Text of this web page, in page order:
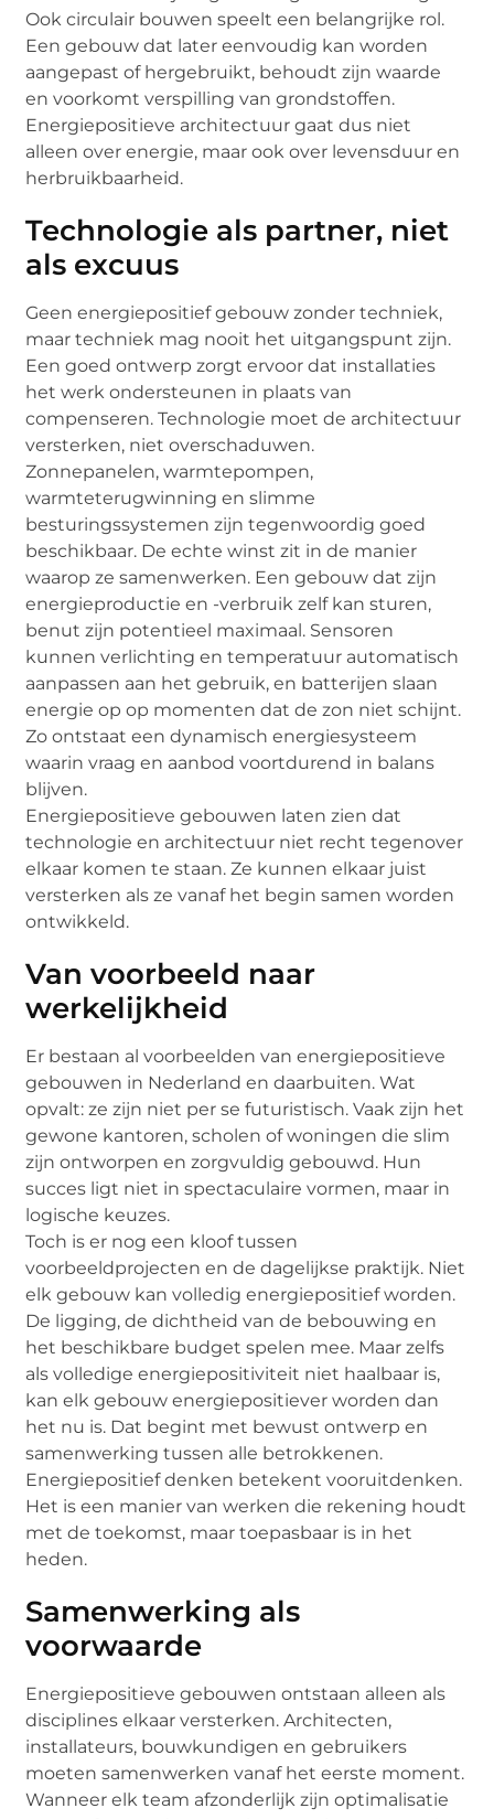
Ook circulair bouwen speelt een belangrijke rol.
Een gebouw dat later eenvoudig kan worden
aangepast of hergebruikt, behoudt zijn waarde
en voorkomt verspilling van grondstoffen.
Energiepositieve architectuur gaat dus niet
alleen over energie, maar ook over levensduur en
herbruikbaarheid.
Technologie als partner, niet
als excuus
Geen energiepositief gebouw zonder techniek,
maar techniek mag nooit het uitgangspunt zijn.
Een goed ontwerp zorgt ervoor dat installaties
het werk ondersteunen in plaats van
compenseren. Technologie moet de architectuur
versterken, niet overschaduwen.
Zonnepanelen, warmtepompen,
warmteterugwinning en slimme
besturingssystemen zijn tegenwoordig goed
beschikbaar. De echte winst zit in de manier
waarop ze samenwerken. Een gebouw dat zijn
energieproductie en -verbruik zelf kan sturen,
benut zijn potentieel maximaal. Sensoren
kunnen verlichting en temperatuur automatisch
aanpassen aan het gebruik, en batterijen slaan
energie op op momenten dat de zon niet schijnt.
Zo ontstaat een dynamisch energiesysteem
waarin vraag en aanbod voortdurend in balans
blijven.
Energiepositieve gebouwen laten zien dat
technologie en architectuur niet recht tegenover
elkaar komen te staan. Ze kunnen elkaar juist
versterken als ze vanaf het begin samen worden
ontwikkeld.
Van voorbeeld naar
werkelijkheid
Er bestaan al voorbeelden van energiepositieve
gebouwen in Nederland en daarbuiten. Wat
opvalt: ze zijn niet per se futuristisch. Vaak zijn het
gewone kantoren, scholen of woningen die slim
zijn ontworpen en zorgvuldig gebouwd. Hun
succes ligt niet in spectaculaire vormen, maar in
logische keuzes.
Toch is er nog een kloof tussen
voorbeeldprojecten en de dagelijkse praktijk. Niet
elk gebouw kan volledig energiepositief worden.
De ligging, de dichtheid van de bebouwing en
het beschikbare budget spelen mee. Maar zelfs
als volledige energiepositiviteit niet haalbaar is,
kan elk gebouw energiepositiever worden dan
het nu is. Dat begint met bewust ontwerp en
samenwerking tussen alle betrokkenen.
Energiepositief denken betekent vooruitdenken.
Het is een manier van werken die rekening houdt
met de toekomst, maar toepasbaar is in het
heden.
Samenwerking als
voorwaarde
Energiepositieve gebouwen ontstaan alleen als
disciplines elkaar versterken. Architecten,
installateurs, bouwkundigen en gebruikers
moeten samenwerken vanaf het eerste moment.
Wanneer elk team afzonderlijk zijn optimalisatie